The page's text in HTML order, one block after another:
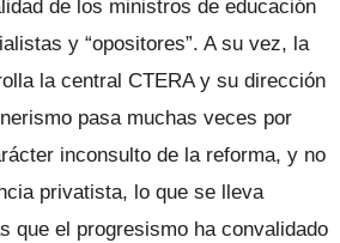
de los ministros de educación
y “opositores”. A su vez, la
la central CTERA y su dirección
pasa muchas veces por
inconsulto de la reforma, y no
privatista, lo que se lleva
que el progresismo ha convalidado